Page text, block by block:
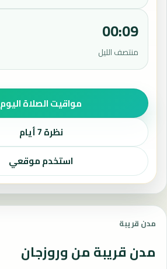
00:09
منتصف الليل
مواقيت الصلاة اليوم
نظرة 7 أيام
استخدم موقعي
مدن قريبة
مدن قريبة من وروزجان